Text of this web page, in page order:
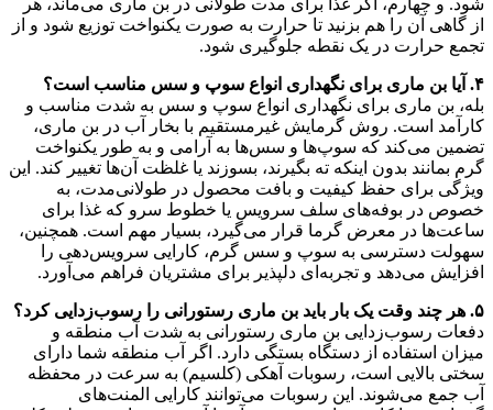
شود. و چهارم، اگر غذا برای مدت طولانی در بن ماری می‌ماند، هر
از گاهی آن را هم بزنید تا حرارت به صورت یکنواخت توزیع شود و از
تجمع حرارت در یک نقطه جلوگیری شود.
۴. آیا بن ماری برای نگهداری انواع سوپ و سس مناسب است؟
بله، بن ماری برای نگهداری انواع سوپ و سس به شدت مناسب و
کارآمد است. روش گرمایش غیرمستقیم با بخار آب در بن ماری،
تضمین می‌کند که سوپ‌ها و سس‌ها به آرامی و به طور یکنواخت
گرم بمانند بدون اینکه ته بگیرند، بسوزند یا غلظت آن‌ها تغییر کند. این
ویژگی برای حفظ کیفیت و بافت محصول در طولانی‌مدت، به
خصوص در بوفه‌های سلف سرویس یا خطوط سرو که غذا برای
ساعت‌ها در معرض گرما قرار می‌گیرد، بسیار مهم است. همچنین،
سهولت دسترسی به سوپ و سس گرم، کارایی سرویس‌دهی را
افزایش می‌دهد و تجربه‌ای دلپذیر برای مشتریان فراهم می‌آورد.
۵. هر چند وقت یک بار باید بن ماری رستورانی را رسوب‌زدایی کرد؟
دفعات رسوب‌زدایی بن ماری رستورانی به شدت آب منطقه و
میزان استفاده از دستگاه بستگی دارد. اگر آب منطقه شما دارای
سختی بالایی است، رسوبات آهکی (کلسیم) به سرعت در محفظه
آب جمع می‌شوند. این رسوبات می‌توانند کارایی المنت‌های